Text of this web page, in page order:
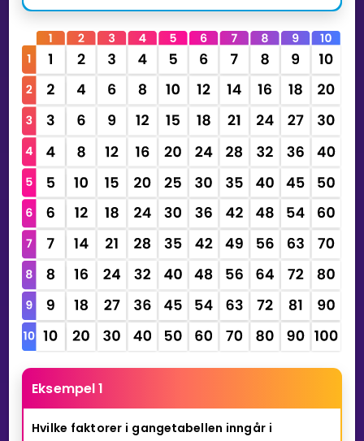
Eksempel 1
Hvilke faktorer i gangetabellen inngår i